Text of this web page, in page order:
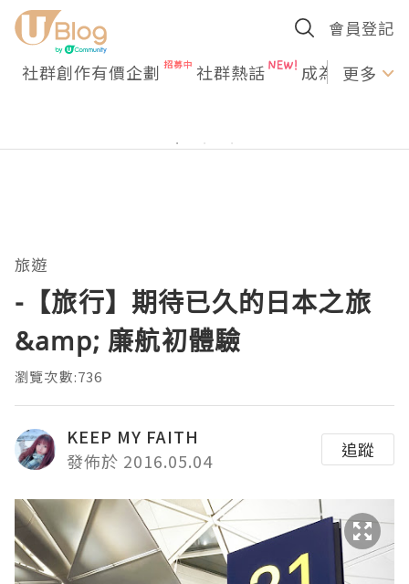
會員登記
社群創作有價企劃 社群熱話 成為U更多
旅遊
-【旅行】期待已久的日本之旅
&amp; 廉航初體驗
瀏覽次數:736
KEEP MY FAITH
發佈於 2016.05.04
追蹤